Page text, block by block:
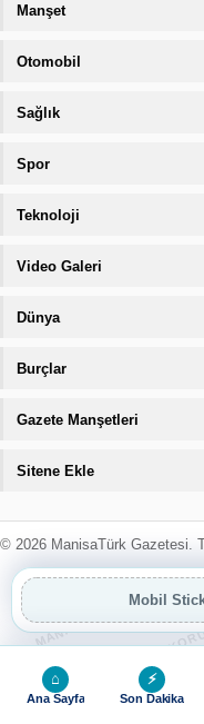
Manşet
Otomobil
Sağlık
Spor
Teknoloji
Video Galeri
Dünya
Burçlar
Gazete Manşetleri
Sitene Ekle
© 2026 ManisaTürk Gazetesi.
Mobil
⌂
Ana Sayfa
⚡
Son Dakika
MANİSATÜRK İÇERİK
MANİSATÜRK İÇERİK